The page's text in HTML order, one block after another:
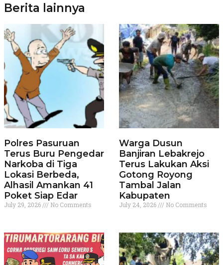
Berita lainnya
Polres Pasuruan
Terus Buru Pengedar
Narkoba di Tiga
Lokasi Berbeda,
Alhasil Amankan 41
Poket Siap Edar
July 29, 2026 No Comments
Warga Dusun
Banjiran Lebakrejo
Terus Lakukan Aksi
Gotong Royong
Tambal Jalan
Kabupaten
July 24, 2026 No Comments